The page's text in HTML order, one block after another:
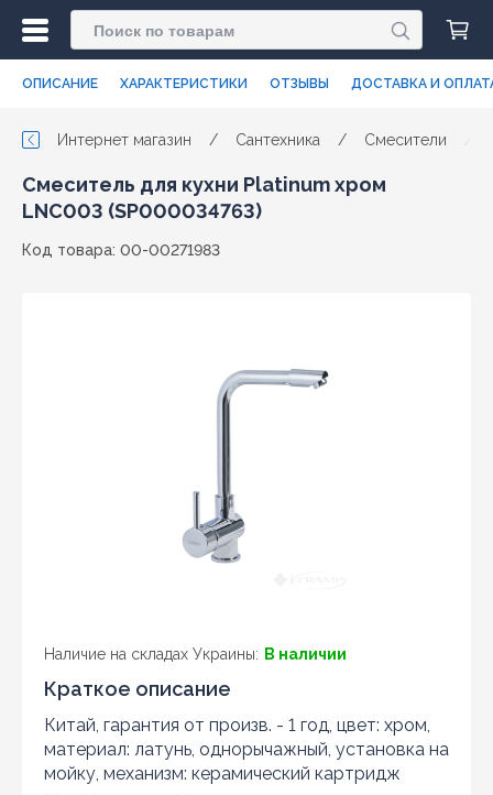
ОПИСАНИЕ ХАРАКТЕРИСТИКИ ОТЗЫВЫ ДОСТАВКА И
Интернет магазин / Сантехника / Смесители
Смеситель для кухни Platinum хром
LNC003 (SP000034763)
Код товара: 00-00271983
Наличие на складах Украины: В наличии
Краткое описание
Китай, гарантия от произв. - 1 год, цвет: хром,
материал: латунь, однорычажный, установка на
мойку, механизм: керамический картридж